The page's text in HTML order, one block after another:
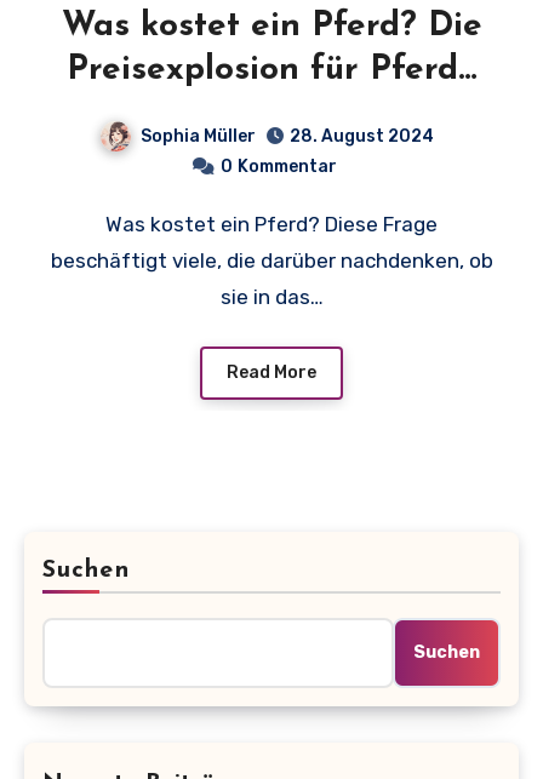
Was kostet ein Pferd? Die
Preisexplosion für Pferde
Sophia Müller
28. August 2024
0 Kommentar
Was kostet ein Pferd? Diese Frage
beschäftigt viele, die darüber nachdenken, ob
sie in das…
Read More
Suchen
Suchen